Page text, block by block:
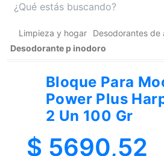
Limpieza y hogar
Desodorantes de
Desodorante p inodoro
Bloque Para
Power Plus
2 Un 100 Gr
$ 5690,52